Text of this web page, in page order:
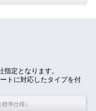
定となります。
トに対応したタイプを付
準仕様）